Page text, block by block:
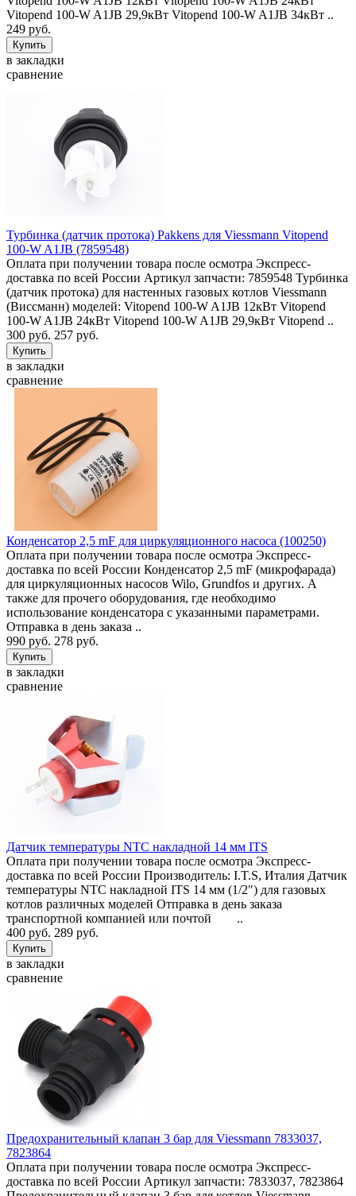
Vitopend 100-W A1JB 29,9кВт Vitopend 100-W A1JB 34кВт ..
249 руб.
в закладки
сравнение
Турбинка (датчик протока) Pakkens для Viessmann Vitopend
100-W A1JB (7859548)
Оплата при получении товара после осмотра Экспресс-
доставка по всей России Артикул запчасти: 7859548 Турбинка
(датчик протока) для настенных газовых котлов Viessmann
(Виссманн) моделей: Vitopend 100-W A1JB 12кВт Vitopend
100-W A1JB 24кВт Vitopend 100-W A1JB 29,9кВт Vitopend ..
300 руб. 257 руб.
в закладки
сравнение
Конденсатор 2,5 mF для циркуляционного насоса (100250)
Оплата при получении товара после осмотра Экспресс-
доставка по всей России Конденсатор 2,5 mF (микрофарада)
для циркуляционных насосов Wilo, Grundfos и других. А
также для прочего оборудования, где необходимо
использование конденсатора с указанными параметрами.
Отправка в день заказа ..
990 руб. 278 руб.
в закладки
сравнение
Датчик температуры NTC накладной 14 мм ITS
Оплата при получении товара после осмотра Экспресс-
доставка по всей России Производитель: I.T.S, Италия Датчик
температуры NTC накладной ITS 14 мм (1/2") для газовых
котлов различных моделей Отправка в день заказа
транспортной компанией или почтой ..
400 руб. 289 руб.
в закладки
сравнение
Предохранительный клапан 3 бар для Viessmann 7833037,
7823864
Оплата при получении товара после осмотра Экспресс-
доставка по всей России Артикул запчасти: 7833037, 7823864